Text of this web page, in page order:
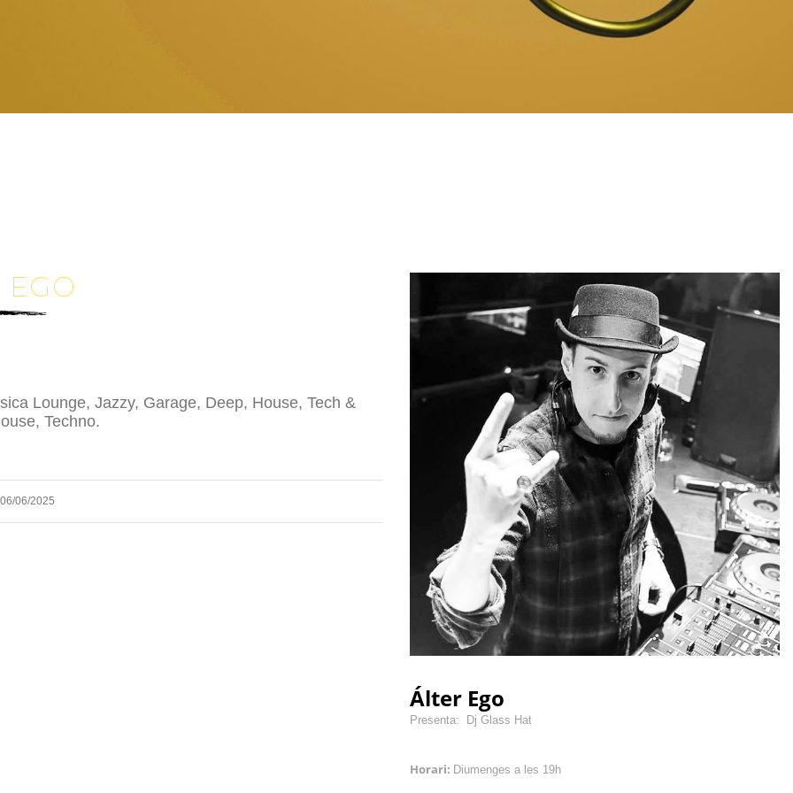
EGO
Lounge, Jazzy, Garage, Deep, House, Tech &
Techno.
06/06/2025
Álter Ego
Presenta: Dj Glass Hat
Horari: Diumenges a les 19h